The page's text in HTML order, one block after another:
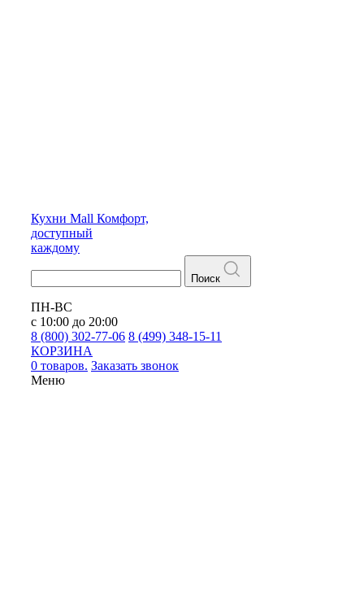
Кухни Mall Комфорт,
доступный
каждому
Поиск
ПН-ВС
с 10:00 до 20:00
8 (800) 302-77-06 8 (499) 348-15-11
КОРЗИНА
0 товаров. Заказать звонок
Меню